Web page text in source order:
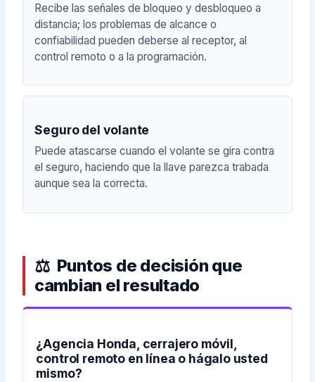
Recibe las señales de bloqueo y desbloqueo a
distancia; los problemas de alcance o
confiabilidad pueden deberse al receptor, al
control remoto o a la programación.
Seguro del volante
Puede atascarse cuando el volante se gira contra
el seguro, haciendo que la llave parezca trabada
aunque sea la correcta.
Puntos de decisión que
cambian el resultado
¿Agencia Honda, cerrajero móvil,
control remoto en línea o hágalo usted
mismo?